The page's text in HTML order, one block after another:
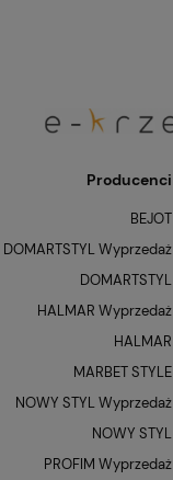
Producenci
BEJOT
DOMARTSTYL Wyprzedaż
DOMARTSTYL
HALMAR Wyprzedaż
HALMAR
MARBET STYLE
NOWY STYL Wyprzedaż
NOWY STYL
PROFIM Wyprzedaż